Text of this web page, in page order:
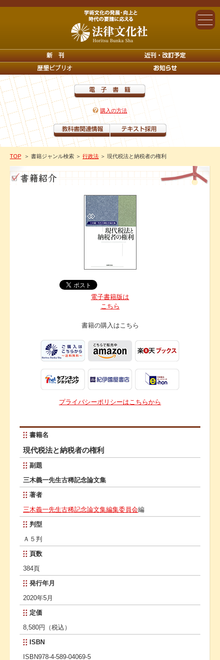
購入の方法
TOP ＞ 書籍ジャンル検索 ＞ 行政法 ＞ 現代税法と納税者の権利
電子書籍版は
こちら
書籍の購入はこちら
プライバシーポリシーはこちらから
書籍名
現代税法と納税者の権利
副題
三木義一先生古稀記念論文集
著者
三木義一先生古稀記念論文集編集委員会編
判型
Ａ５判
頁数
384頁
発行年月
2020年5月
定価
8,580円（税込）
ISBN
ISBN978-4-589-04069-5